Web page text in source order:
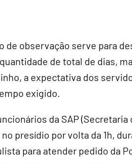
de observação serve para
de total de dias,
a expectativa dos
exigido.
da SAP
presídio por volta da 1h,
para atender pedido da